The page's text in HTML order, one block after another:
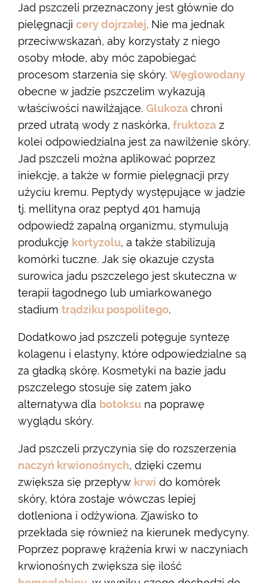
Jad pszczeli przeznaczony jest głównie do
pielęgnacji cery dojrzałej. Nie ma jednak
przeciwwskazań, aby korzystały z niego
osoby młode, aby móc zapobiegać
procesom starzenia się skóry. Węglowodany
obecne w jadzie pszczelim wykazują
właściwości nawilżające. Glukoza chroni
przed utratą wody z naskórka, fruktoza z
kolei odpowiedzialna jest za nawilżenie skóry.
Jad pszczeli można aplikować poprzez
iniekcję, a także w formie pielęgnacji przy
użyciu kremu. Peptydy występujące w jadzie
tj. mellityna oraz peptyd 401 hamują
odpowiedź zapalną organizmu, stymulują
produkcję kortyzolu, a także stabilizują
komórki tuczne. Jak się okazuje czysta
surowica jadu pszczelego jest skuteczna w
terapii łagodnego lub umiarkowanego
stadium trądziku pospolitego.
Dodatkowo jad pszczeli potęguje syntezę
kolagenu i elastyny, które odpowiedzialne są
za gładką skórę. Kosmetyki na bazie jadu
pszczelego stosuje się zatem jako
alternatywa dla botoksu na poprawę
wyglądu skóry.
Jad pszczeli przyczynia się do rozszerzenia
naczyń krwionośnych, dzięki czemu
zwiększa się przepływ krwi do komórek
skóry, która zostaje wówczas lepiej
dotleniona i odżywiona. Zjawisko to
przekłada się również na kierunek medycyny.
Poprzez poprawę krążenia krwi w naczyniach
krwionośnych zwiększa się ilość